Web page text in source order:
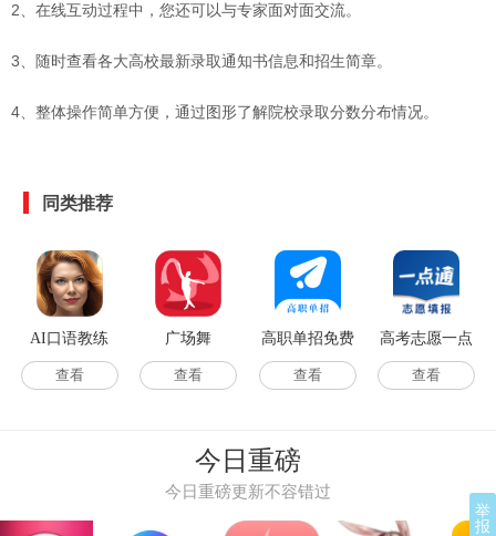
2、在线互动过程中，您还可以与专家面对面交流。
3、随时查看各大高校最新录取通知书信息和招生简章。
4、整体操作简单方便，通过图形了解院校录取分数分布情况。
同类推荐
AI口语教练
查看
广场舞
查看
高职单招免费
版
查看
高考志愿一点
通
查看
今日重磅
今日重磅更新不容错过
举
报